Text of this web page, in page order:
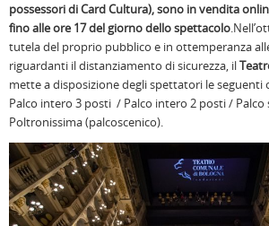
possessori di Card Cultura), sono in vendita
fino alle ore 17 del giorno dello spettacolo
tutela del proprio pubblico e in ottemperanza
riguardanti il distanziamento di sicurezza, il
mette a disposizione degli spettatori le seguenti
Palco intero 3 posti / Palco intero 2 posti /
Poltronissima (palcoscenico).